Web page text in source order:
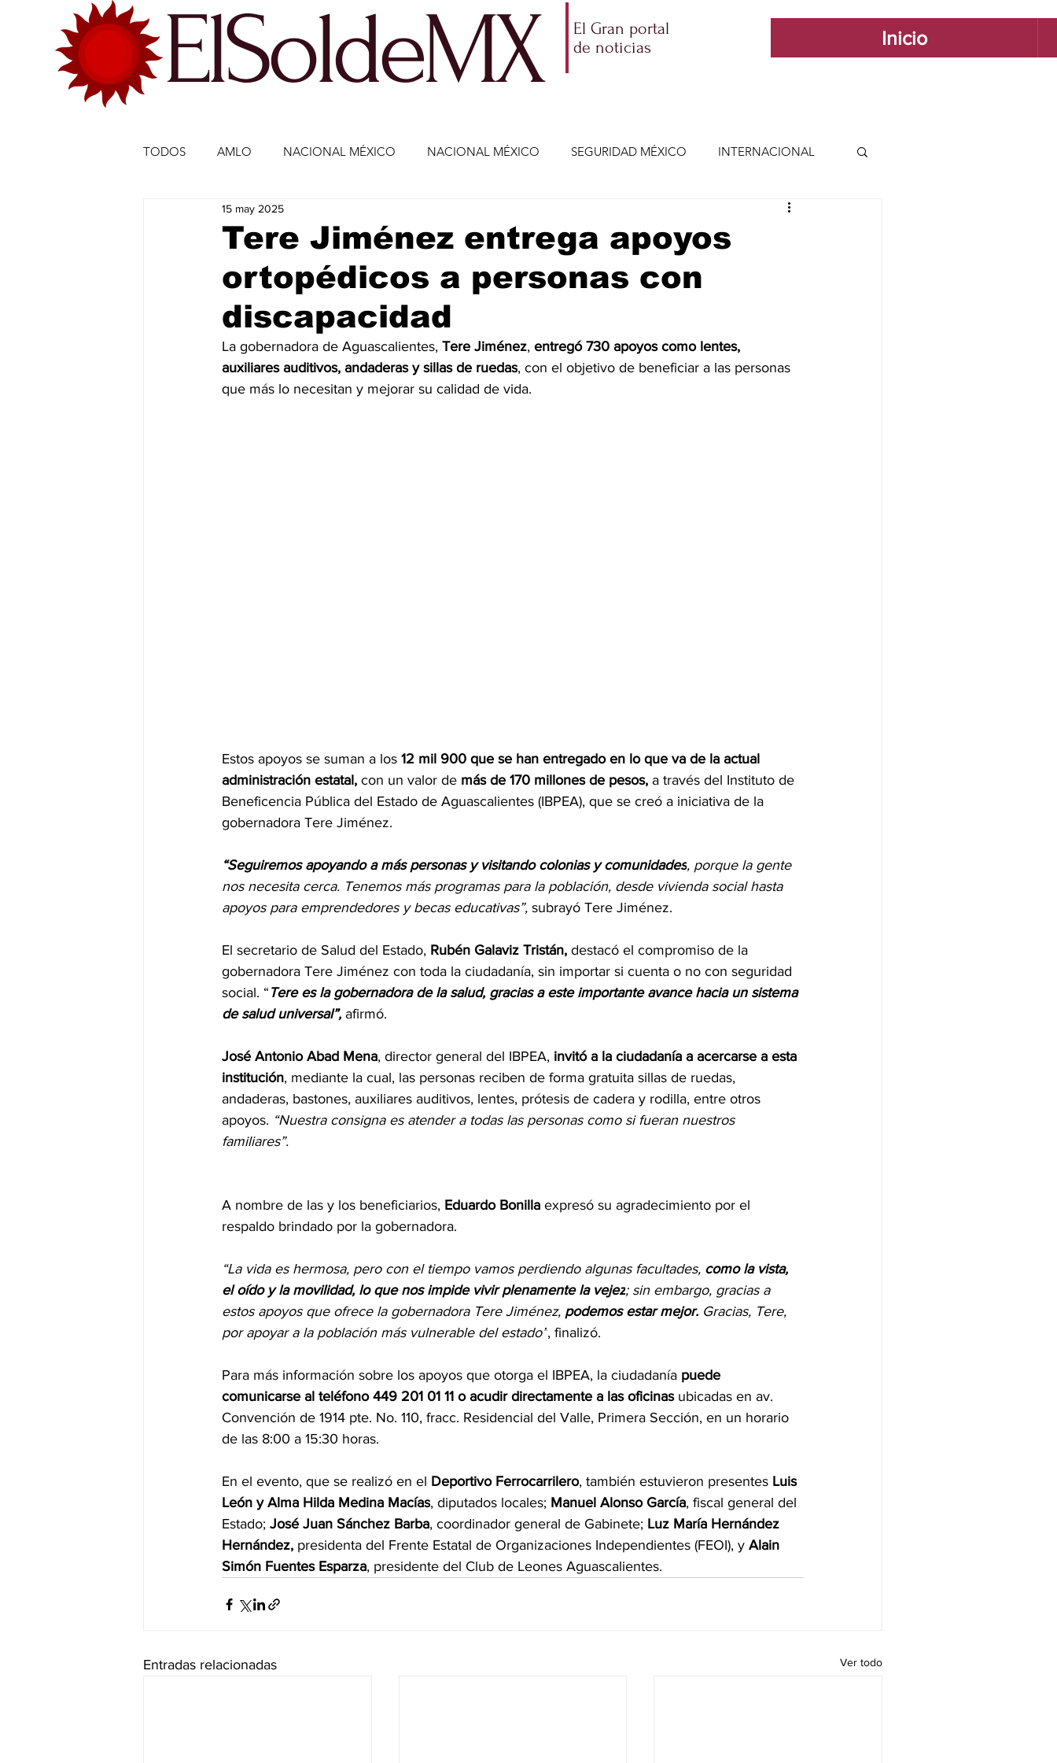
ElSoldeMX
El Gran portal
de noticias
Inicio
TODOS AMLO NACIONAL MÉXICO NACIONAL MÉXICO SEGURIDAD MÉXICO INTERNACIONAL
ECONOMÍA MÉXICO ECONOMÍA INTERNACIONAL
DEPORTES DEPORTES CIENCIA Y TECNOLOGÍA ENTRETENIMIENTO VIDA Y ESTILO
ESTADOS-POLÍTICA ENTRETENIMIENTO JALISCO-ENRIQUE ALFARO JALISCO-GUADALAJARA
Tere Jiménez entrega apoyos
ortopédicos a personas con
discapacidad
15 may 2025
La gobernadora de Aguascalientes, Tere Jiménez, entregó 730 apoyos como lentes,
auxiliares auditivos, andaderas y sillas de ruedas, con el objetivo de beneficiar a las personas
que más lo necesitan y mejorar su calidad de vida.
Estos apoyos se suman a los 12 mil 900 que se han entregado en lo que va de la actual
administración estatal, con un valor de más de 170 millones de pesos, a través del Instituto de
Beneficencia Pública del Estado de Aguascalientes (IBPEA), que se creó a iniciativa de la
gobernadora Tere Jiménez.
“Seguiremos apoyando a más personas y visitando colonias y comunidades, porque la gente
nos necesita cerca. Tenemos más programas para la población, desde vivienda social hasta
apoyos para emprendedores y becas educativas”, subrayó Tere Jiménez.
El secretario de Salud del Estado, Rubén Galaviz Tristán, destacó el compromiso de la
gobernadora Tere Jiménez con toda la ciudadanía, sin importar si cuenta o no con seguridad
social. “ Tere es la gobernadora de la salud, gracias a este importante avance hacia un sistema
de salud universal”, afirmó.
José Antonio Abad Mena, director general del IBPEA, invitó a la ciudadanía a acercarse a esta
institución, mediante la cual, las personas reciben de forma gratuita sillas de ruedas,
andaderas, bastones, auxiliares auditivos, lentes, prótesis de cadera y rodilla, entre otros
apoyos. “Nuestra consigna es atender a todas las personas como si fueran nuestros
familiares”.
A nombre de las y los beneficiarios, Eduardo Bonilla expresó su agradecimiento por el
respaldo brindado por la gobernadora.
“La vida es hermosa, pero con el tiempo vamos perdiendo algunas facultades, como la vista,
el oído y la movilidad, lo que nos impide vivir plenamente la vejez; sin embargo, gracias a
estos apoyos que ofrece la gobernadora Tere Jiménez, podemos estar mejor. Gracias, Tere,
por apoyar a la población más vulnerable del estado”, finalizó.
Para más información sobre los apoyos que otorga el IBPEA, la ciudadanía puede
comunicarse al teléfono 449 201 01 11 o acudir directamente a las oficinas ubicadas en av.
Convención de 1914 pte. No. 110, fracc. Residencial del Valle, Primera Sección, en un horario
de las 8:00 a 15:30 horas.
En el evento, que se realizó en el Deportivo Ferrocarrilero, también estuvieron presentes Luis
León y Alma Hilda Medina Macías, diputados locales; Manuel Alonso García, fiscal general del
Estado; José Juan Sánchez Barba, coordinador general de Gabinete; Luz María Hernández
Hernández, presidenta del Frente Estatal de Organizaciones Independientes (FEOI), y Alain
Simón Fuentes Esparza, presidente del Club de Leones Aguascalientes.
Entradas relacionadas Ver todo